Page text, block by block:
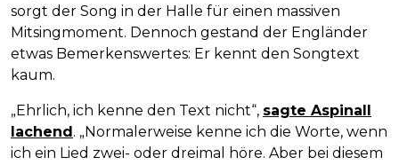
sorgt der Song in der Halle für einen massiven
Mitsingmoment. Dennoch gestand der Engländer
etwas Bemerkenswertes: Er kennt den Songtext
kaum.
„Ehrlich, ich kenne den Text nicht“, sagte Aspinall
lachend . „Normalerweise kenne ich die Worte, wenn
ich ein Lied zwei- oder dreimal höre. Aber bei diesem